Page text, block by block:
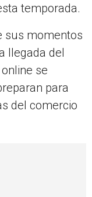
temporada.
sus momentos
llegada del
se
para
del comercio